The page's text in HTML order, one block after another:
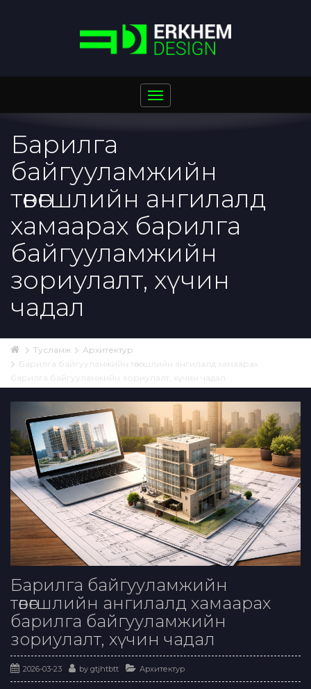
Toggle
navigation
Барилга
байгууламжийн
төвөгшлийн ангилалд
хамаарах барилга
байгууламжийн
зориулалт, хүчин
чадал
Тусламж
Архитектур
Барилга байгууламжийн төвөгшлийн ангилалд хамаарах
барилга байгууламжийн зориулалт, хүчин чадал
Барилга байгууламжийн
төвөгшлийн ангилалд хамаарах
барилга байгууламжийн
зориулалт, хүчин чадал
2026-03-23 by gtjhtbtt Архитектур